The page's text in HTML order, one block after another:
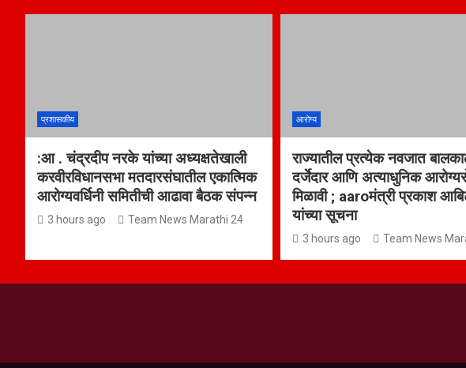
प्रशासकीय
:आ . चंद्रदीप नरके यांच्या अध्यक्षतेखाली
करवीरविधानसभा मतदारसंघातील एकात्मिक
आरोग्यवर्धिनी समितीची आढावा बैठक संपन्न
3 hours ago Team News Marathi 24
आरोग्य
राज्यातील प्रत्येक नवजात
दर्जेदार आणि अत्याधुनिक
मिळावी ; aaroमंत्री प्रकाश
यांच्या सूचना
3 hours ago Team News